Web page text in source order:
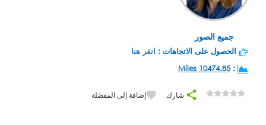
جميع الصور
الحصول على الاتجاهات : انقر هنا
:
10474.85 Miles
شارك إضافة إلى المفضلة